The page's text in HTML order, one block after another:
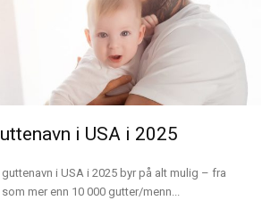
i USA i 2025
i USA i 2025 byr på alt mulig – fra
mer enn 10 000 gutter/menn...